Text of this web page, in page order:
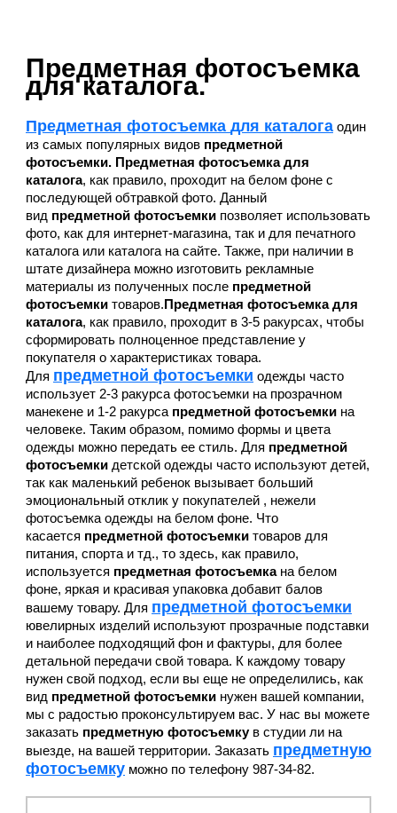
Предметная фотосъемка
для каталога.
Предметная фотосъемка для каталога один
из самых популярных видов предметной
фотосъемки. Предметная фотосъемка для
каталога, как правило, проходит на белом фоне с
последующей обтравкой фото. Данный
вид предметной фотосъемки позволяет использовать
фото, как для интернет-магазина, так и для печатного
каталога или каталога на сайте. Также, при наличии в
штате дизайнера можно изготовить рекламные
материалы из полученных после предметной
фотосъемки товаров.Предметная фотосъемка для
каталога, как правило, проходит в 3-5 ракурсах, чтобы
сформировать полноценное представление у
покупателя о характеристиках товара.
Для предметной фотосъемки одежды часто
использует 2-3 ракурса фотосъемки на прозрачном
манекене и 1-2 ракурса предметной фотосъемки на
человеке. Таким образом, помимо формы и цвета
одежды можно передать ее стиль. Для предметной
фотосъемки детской одежды часто используют детей,
так как маленький ребенок вызывает больший
эмоциональный отклик у покупателей , нежели
фотосъемка одежды на белом фоне. Что
касается предметной фотосъемки товаров для
питания, спорта и тд., то здесь, как правило,
используется предметная фотосъемкана белом
фоне, яркая и красивая упаковка добавит балов
вашему товару. Для предметной фотосъемки
ювелирных изделий используют прозрачные подставки
и наиболее подходящий фон и фактуры, для более
детальной передачи свой товара. К каждому товару
нужен свой подход, если вы еще не определились, как
вид предметной фотосъемки нужен вашей компании,
мы с радостью проконсультируем вас. У нас вы можете
заказать предметную фотосъемкув студии ли на
выезде, на вашей территории. Заказать предметную
фотосъемку можно по телефону 987-34-82.